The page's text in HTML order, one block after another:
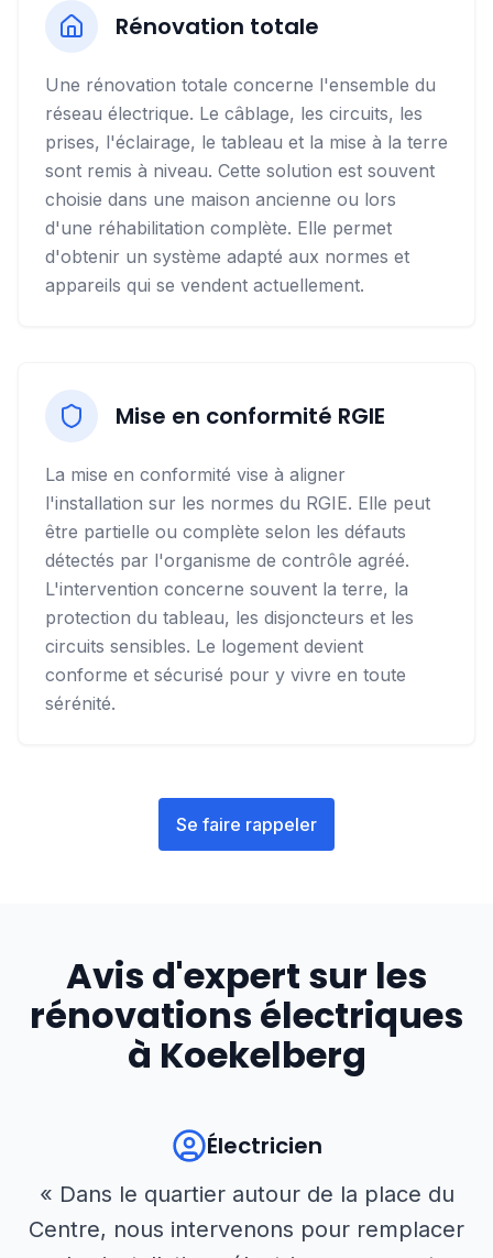
Rénovation totale
Une rénovation totale concerne l'ensemble du
réseau électrique. Le câblage, les circuits, les
prises, l'éclairage, le tableau et la mise à la terre
sont remis à niveau. Cette solution est souvent
choisie dans une maison ancienne ou lors
d'une réhabilitation complète. Elle permet
d'obtenir un système adapté aux normes et
appareils qui se vendent actuellement.
Mise en conformité RGIE
La mise en conformité vise à aligner
l'installation sur les normes du RGIE. Elle peut
être partielle ou complète selon les défauts
détectés par l'organisme de contrôle agréé.
L'intervention concerne souvent la terre, la
protection du tableau, les disjoncteurs et les
circuits sensibles. Le logement devient
conforme et sécurisé pour y vivre en toute
sérénité.
Se faire rappeler
Avis d'expert sur les
rénovations électriques
à Koekelberg
Électricien
« Dans le quartier autour de la place du
Centre, nous intervenons pour remplacer